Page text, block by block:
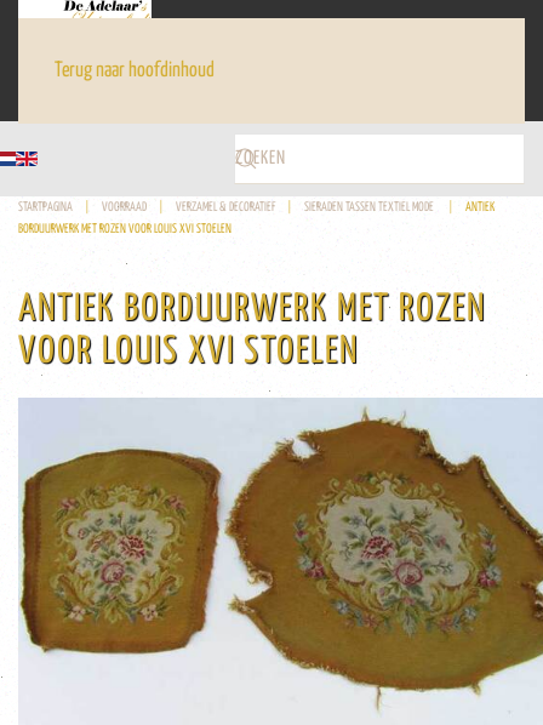
Terug naar hoofdinhoud
STARTPAGINA VOORRAAD VERZAMEL & DECORATIEF SIERADEN TASSEN TEXTIEL MODE
ANTIEK
BORDUURWERK MET ROZEN VOOR LOUIS XVI STOELEN
ANTIEK BORDUURWERK MET ROZEN
VOOR LOUIS XVI STOELEN